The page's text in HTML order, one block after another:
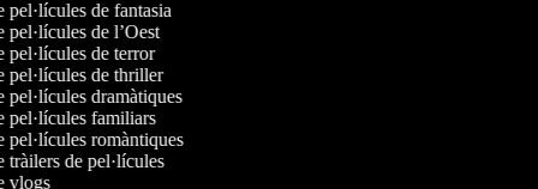
pel·lícules de fantasia
pel·lícules de l’Oest
pel·lícules de terror
pel·lícules de thriller
pel·lícules dramàtiques
pel·lícules familiars
pel·lícules romàntiques
tràilers de pel·lícules
vlogs